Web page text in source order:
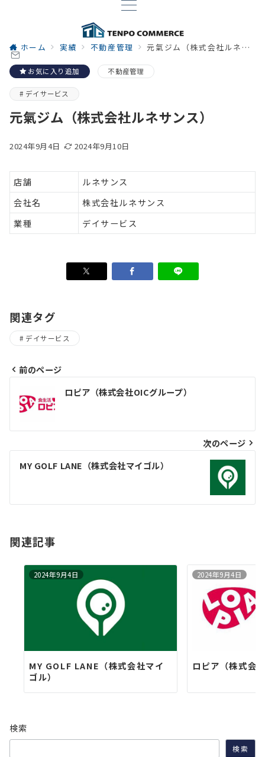
ホーム 実績 不動産管理 元氣ジム（株式会社ルネサンス）
お気に入り追加 不動産管理
デイサービス
元氣ジム（株式会社ルネサンス）
2024年9月4日 2024年9月10日
店舗
ルネサンス
会社名
株式会社ルネサンス
業種
デイサービス
関連タグ
デイサービス
稿
ナ
ビ
ゲ
シ
ン
前のページ
ロピア（株式会社OICグループ）
次のページ
MY GOLF LANE（株式会社マイゴル）
関連記事
2024年9月4日
MY GOLF LANE（株式会社マイ
ゴル）
2024年9月4日
ロピア（株式会
検索
検索